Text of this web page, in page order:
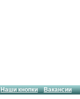
Наши кнопки Вакансии